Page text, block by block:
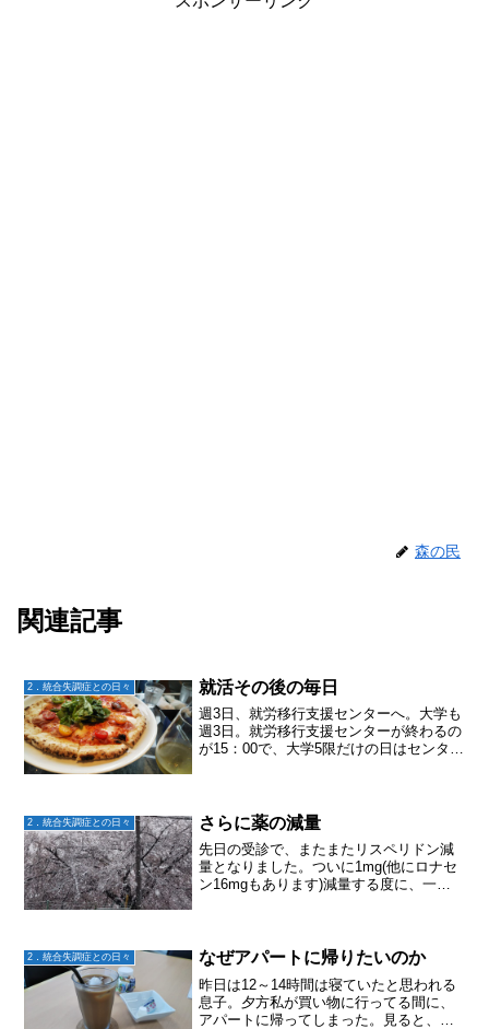
森の民
関連記事
2．統合失調症との日々 就活その後の毎日
週3日、就労移行支援センターへ。大学も
週3日。就労移行支援センターが終わるの
が15：00で、大学5限だけの日はセンター
らしい。土日は遊戯王...
2．統合失調症との日々 さらに薬の減量
先日の受診で、またまたリスペリドン減
量となりました。ついに1mg(他にロナセ
ン16mgもあります)減量する度に、一時
ほどで落ち...
2．統合失調症との日々 なぜアパートに帰りたいのか
昨日は12～14時間は寝ていたと思われる
息子。夕方私が買い物に行ってる間に、
アパートに帰ってしまった。見ると、夜